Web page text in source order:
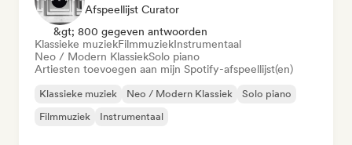
Afspeellijst Curator
&gt; 800 gegeven antwoorden
Klassieke muziekFilmmuziekInstrumentaal
Neo / Modern KlassiekSolo piano
Artiesten toevoegen aan mijn Spotify-afspeellijst(en)
Klassieke muziek Neo / Modern Klassiek
Solo piano
Filmmuziek
Instrumentaal